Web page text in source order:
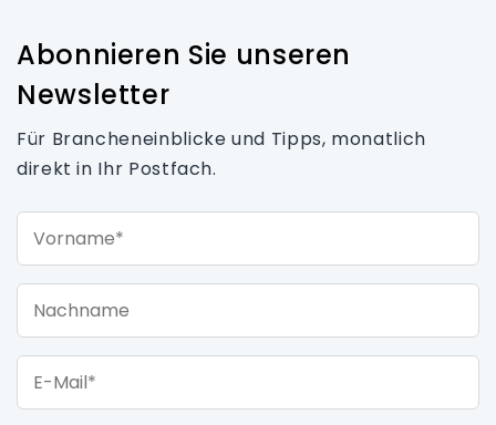
Abonnieren Sie unseren
Newsletter
Für Brancheneinblicke und Tipps, monatlich
direkt in Ihr Postfach.
Nachname
E-Mail*